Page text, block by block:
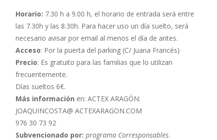
Horario: 7.30 h a 9.00 h, el horario de entrada será entre
las 7.30h y las 8.30h. Para hacer uso un día suelto, será
necesario avisar por email al menos el día de antes.
Acceso: Por la puerta del parking (C/ Juana Francés)
Precio: Es gratuito para las familias que lo utilizan
frecuentemente.
Días sueltos 6€.
Más información en: ACTEX ARAGÓN:
JOAQUINCOSTA@ ACTEXARAGON.COM
976 30 73 92
Subvencionado por: programa Corresponsables.